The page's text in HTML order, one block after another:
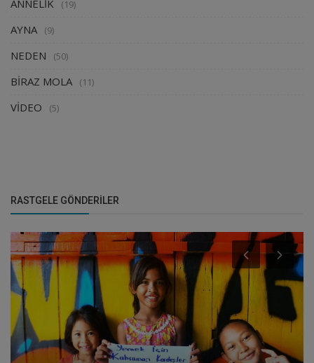
ANNELİK (19)
AYNA (9)
NEDEN (50)
BİRAZ MOLA (11)
VİDEO (5)
RASTGELE GÖNDERILER